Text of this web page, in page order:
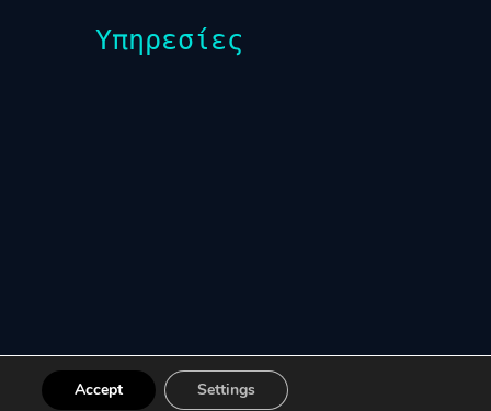
Υπηρεσίες
Accept Settings